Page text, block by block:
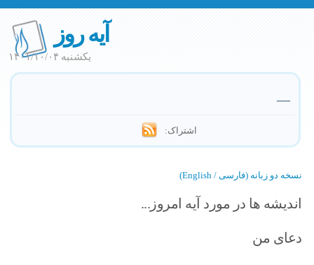
آیه روز
یکشنبه ۱۴۰۱/۱۰/۰۴
—
اشتراک:
نسخه دو زبانه (فارسی / English)
اندیشه ها در مورد آیه امروز...
دعای من